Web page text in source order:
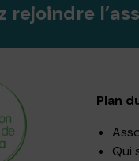
rejoindre
Plan
Qui